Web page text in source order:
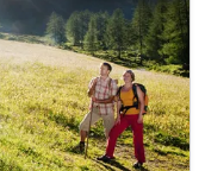
Gastgeber